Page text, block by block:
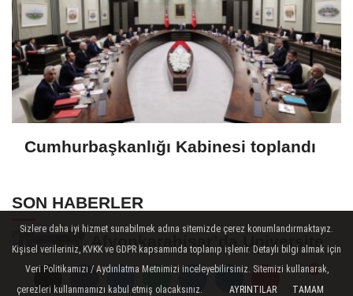
Yorumlar
Yorumlar
Cumhurbaşkanlığı Kabinesi toplandı
SON HABERLER
Afyonkarahisar’da Üniversite
Öğrencilerinin 8 Projesine
ÜNİDES...
Sizlere daha iyi hizmet sunabilmek adına sitemizde çerez konumlandırmaktayız.
Kişisel verileriniz, KVKK ve GDPR kapsamında toplanıp işlenir. Detaylı bilgi almak için
Veri Politikamızı / Aydınlatma Metnimizi inceleyebilirsiniz. Sitemizi kullanarak,
çerezleri kullanmamızı kabul etmiş olacaksınız.
AYRINTILAR TAMAM